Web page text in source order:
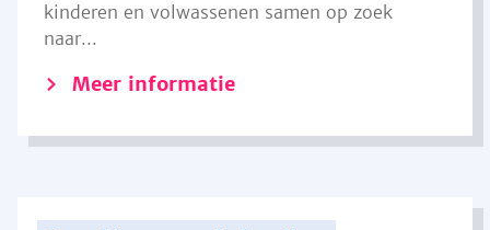
kinderen en volwassenen samen op zoek
naar...
Meer informatie